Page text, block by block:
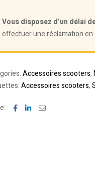
Vous disposez d’un délai
effectuer une réclamation en
Accessoires scooters,
Accessoires scooters,
Facebook
LinkedinEmail